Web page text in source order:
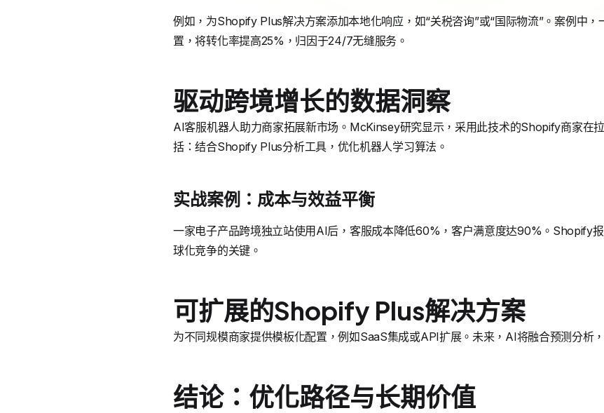
例如，为Shopify Plus解决方案添加本地化响应，如“关税咨询”或“国际物流”。案例中
置，将转化率提高25%，归因于24/7无缝服务。
驱动跨境增长的数据洞察
AI客服机器人助力商家拓展新市场。McKinsey研究显示，采用此技术的Shopify商家在
括：结合Shopify Plus分析工具，优化机器人学习算法。
实战案例：成本与效益平衡
一家电子产品跨境独立站使用AI后，客服成本降低60%，客户满意度达90%。Shopify
球化竞争的关键。
可扩展的Shopify Plus解决方案
为不同规模商家提供模板化配置，例如SaaS集成或API扩展。未来，AI将融合预测分析
结论：优化路径与长期价值